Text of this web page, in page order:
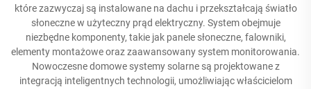
które zazwyczaj są instalowane na dachu i przekształcają światło
słoneczne w użyteczny prąd elektryczny. System obejmuje
niezbędne komponenty, takie jak panele słoneczne, falowniki,
elementy montażowe oraz zaawansowany system monitorowania.
Nowoczesne domowe systemy solarne są projektowane z
integracją inteligentnych technologii, umożliwiając właścicielom